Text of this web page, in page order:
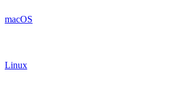
macOS
Linux